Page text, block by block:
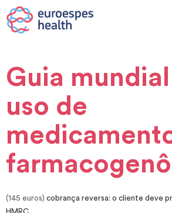
Guia
uso de
(145 euros) cobrança reversa: o cliente deve